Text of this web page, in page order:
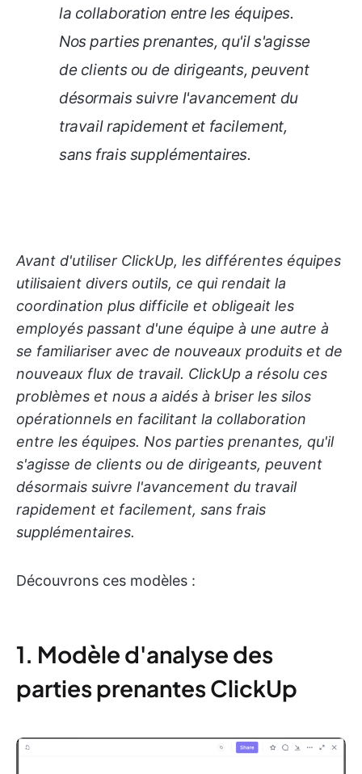
la collaboration entre les équipes.
Nos parties prenantes, qu'il s'agisse
de clients ou de dirigeants, peuvent
désormais suivre l'avancement du
travail rapidement et facilement,
sans frais supplémentaires.
Avant d'utiliser ClickUp, les différentes équipes
utilisaient divers outils, ce qui rendait la
coordination plus difficile et obligeait les
employés passant d'une équipe à une autre à
se familiariser avec de nouveaux produits et de
nouveaux flux de travail. ClickUp a résolu ces
problèmes et nous a aidés à briser les silos
opérationnels en facilitant la collaboration
entre les équipes. Nos parties prenantes, qu'il
s'agisse de clients ou de dirigeants, peuvent
désormais suivre l'avancement du travail
rapidement et facilement, sans frais
supplémentaires.
Découvrons ces modèles :
1. Modèle d'analyse des
parties prenantes ClickUp